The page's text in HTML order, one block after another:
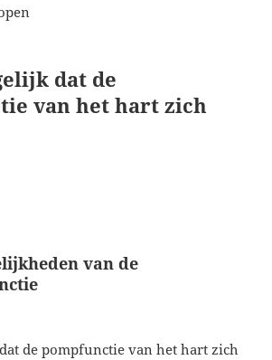
dat de
van het hart zich
van de
de pompfunctie van het hart zich